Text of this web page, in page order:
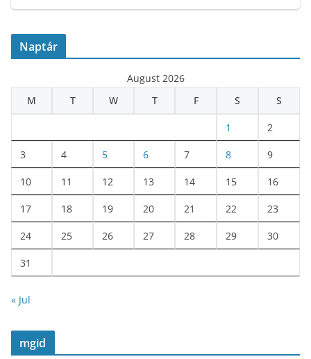
Naptár
August 2026
M
T W T F S S
1 2
3 4 5 6 7 8 9
10 11 12 13 14 15 16
17 18 19 20 21 22 23
24 25 26 27 28 29 30
31
« Jul
mgid